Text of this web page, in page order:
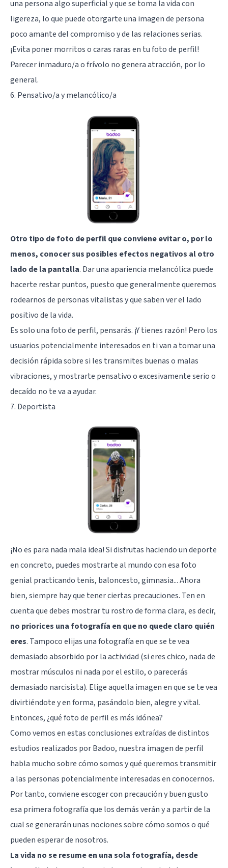
una persona algo superficial y que se toma la vida con
ligereza, lo que puede otorgarte una imagen de persona
poco amante del compromiso y de las relaciones serias.
¡Evita poner morritos o caras raras en tu foto de perfil!
Parecer inmaduro/a o frívolo no genera atracción, por lo
general.
6. Pensativo/a y melancólico/a
Otro tipo de foto de perfil que conviene evitar o, por lo
menos, conocer sus posibles efectos negativos al otro
lado de la pantalla. Dar una apariencia melancólica puede
hacerte restar puntos, puesto que generalmente queremos
rodearnos de personas vitalistas y que saben ver el lado
positivo de la vida.
Es solo una foto de perfil, pensarás. ¡Y tienes razón! Pero los
usuarios potencialmente interesados en ti van a tomar una
decisión rápida sobre si les transmites buenas o malas
vibraciones, y mostrarte pensativo o excesivamente serio o
decaído no te va a ayudar.
7. Deportista
¡No es para nada mala idea! Si disfrutas haciendo un deporte
en concreto, puedes mostrarte al mundo con esa foto
genial practicando tenis, baloncesto, gimnasia... Ahora
bien, siempre hay que tener ciertas precauciones. Ten en
cuenta que debes mostrar tu rostro de forma clara, es decir,
no priorices una fotografía en que no quede claro quién
eres. Tampoco elijas una fotografía en que se te vea
demasiado absorbido por la actividad (si eres chico, nada de
mostrar músculos ni nada por el estilo, o parecerás
demasiado narcisista). Elige aquella imagen en que se te vea
divirtiéndote y en forma, pasándolo bien, alegre y vital.
Entonces, ¿qué foto de perfil es más idónea?
Como vemos en estas conclusiones extraídas de distintos
estudios realizados porBadoo, nuestra imagen de perfil
habla mucho sobre cómo somos y qué queremos transmitir
a las personas potencialmente interesadas en conocernos.
Por tanto, conviene escoger con precaución y buen gusto
esa primera fotografía que los demás verán y a partir de la
cual se generarán unas nociones sobre cómo somos o qué
pueden esperar de nosotros.
La vida no se resume en una sola fotografía, desde